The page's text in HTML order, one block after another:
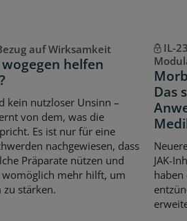
auf Wirksamkeit
helfen
kein nutzloser Unsinn –
von dem, was die
Es ist nur für eine
nachgewiesen, dass
Präparate nützen und
womöglich mehr hilft, um
stärken.
IL-
Das
JAK-